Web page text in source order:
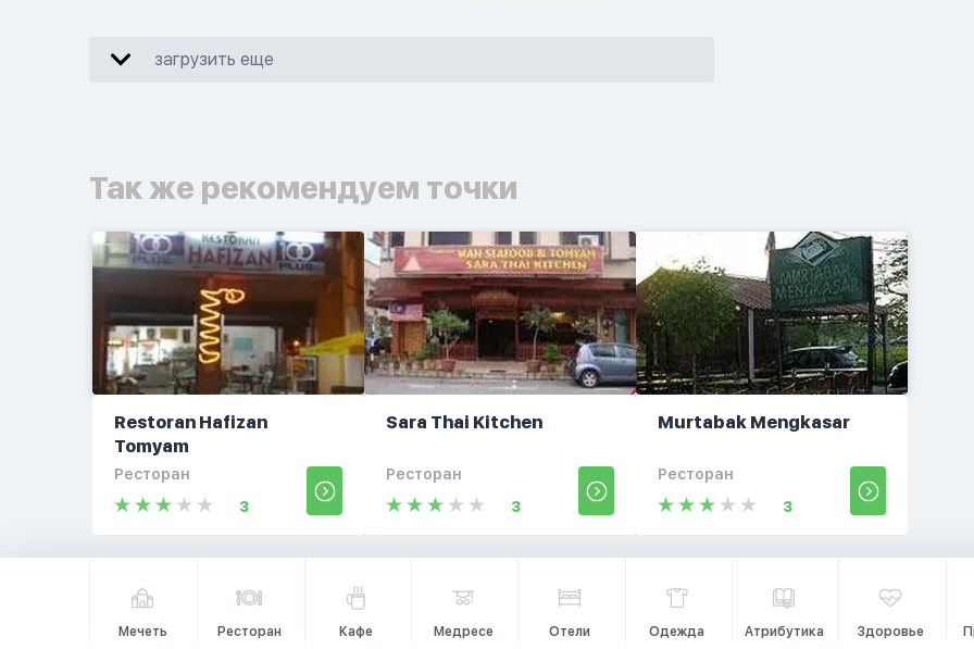
загрузить еще
Так же рекомендуем точки
Restoran Hafizan
Tomyam
Ресторан
3
Sara Thai Kitchen
Ресторан
3
Murtabak Mengkasar
Ресторан
3
Мечеть Ресторан Кафе Медресе Отели Одежда Атрибутика Здоровье